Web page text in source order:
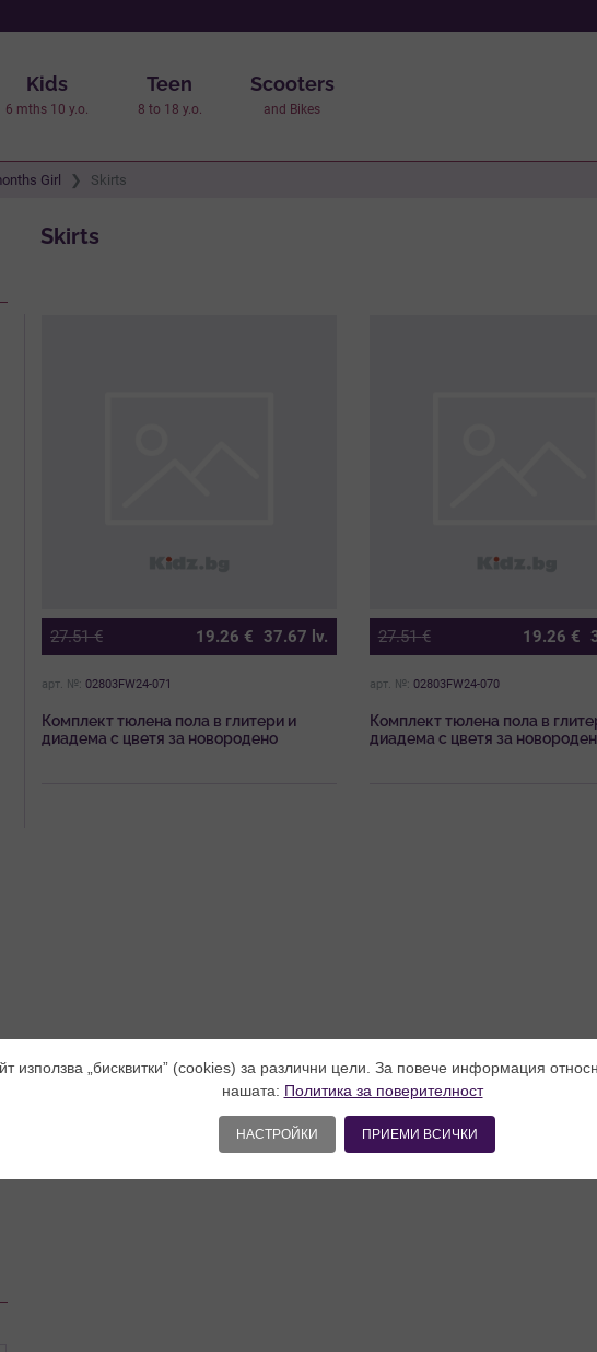
Kids
6 mths 10 y.o.
Teen
8 to 18 y.o.
Scooters
and Bikes
Girl Skirts
Skirts
27.51€ 19.26 € 37.67 lv.
арт. №: 02803FW24-071
Комплект тюлена пола в глитери и
диадема с цветя за новородено
27.51€ 19.26€
арт. №: 02803FW24-070
Комплект тюлена пола в
диадема с цветя за
използва „бисквитки” (cookies) за различни цели. За повече информация
нашата: Политика за поверителност
НАСТРОЙКИ ПРИЕМИ ВСИЧКИ